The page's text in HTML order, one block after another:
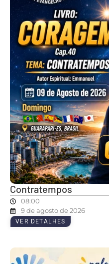
Contratempos
08:00
9 de agosto de 2026
VER DETALHES